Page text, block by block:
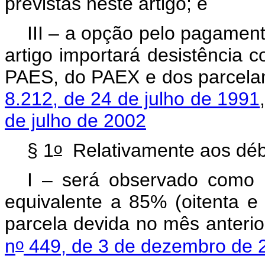
III – a opção pelo
artigo importará desistência
PAES, do PAEX e dos
8.212, de 24 de julho de 1991
de julho de 2002
§ 1oRelativamente aos
I – será observado como
equivalente a 85% (oitenta
parcela devida no mês
no 449, de 3 de dezembro de